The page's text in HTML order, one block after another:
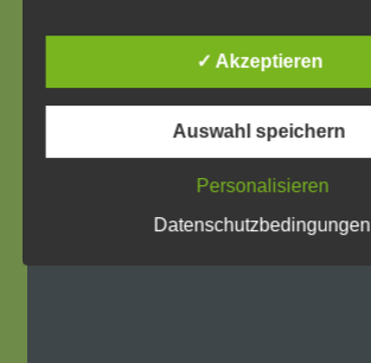
✓ Akzeptieren
Auswahl speichern
Personalisieren
Datenschutzbedingungen